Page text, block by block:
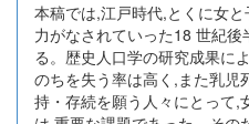
本稿では,江戸時代,とくに女
力がなされていった18 世紀
る。歴史人口学の研究成果に
のちを失う率は高く,また乳児
持・存続を願う人々にとって,